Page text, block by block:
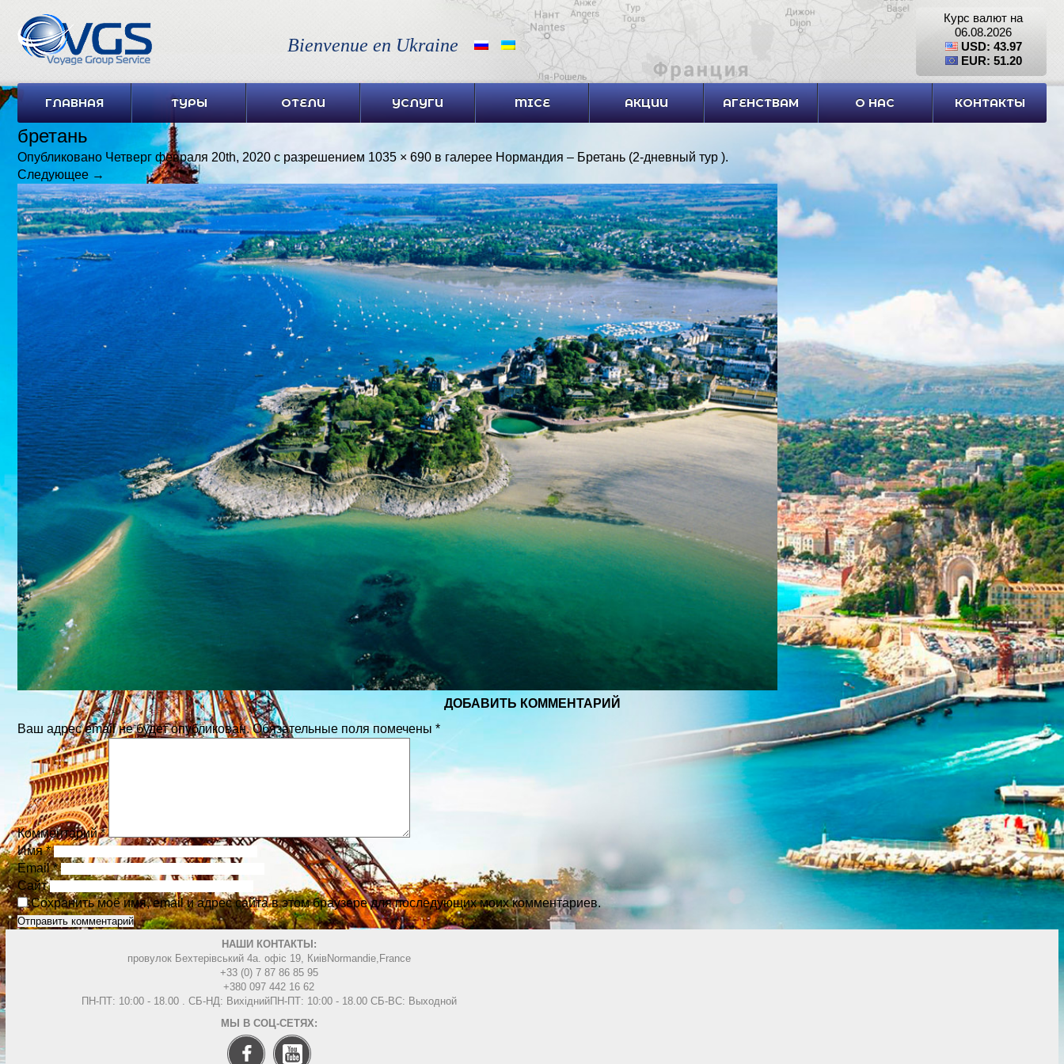
Bienvenue en Ukraine
Курс валют на
06.08.2026
USD: 43.97
EUR: 51.20
ГЛАВНАЯ ТУРЫ ОТЕЛИ УСЛУГИ MICE АКЦИИ АГЕНСТВАМ О НАС КОНТАКТЫ
бретань
Опубликовано Четверг февраля 20th, 2020 с разрешением 1035 × 690 в галерее Нормандия – Бретань (2-дневный тур ).
Следующее →
ДОБАВИТЬ КОММЕНТАРИЙ
Ваш адрес email не будет опубликован. Обязательные поля помечены *
Комментарий*
Имя*
Email*
Сайт
Сохранить моё имя, email и адрес сайта в этом браузере для последующих моих комментариев.
НАШИ КОНТАКТЫ:
провулок Бехтерівський 4а. офіс 19, КиівNormandie,France
+33 (0) 7 87 86 85 95
+380 097 442 16 62
ПН-ПТ: 10:00 - 18.00 . СБ-НД: ВихіднийПН-ПТ: 10:00 - 18.00 СБ-ВС: Выходной
МЫ В СОЦ-СЕТЯХ: